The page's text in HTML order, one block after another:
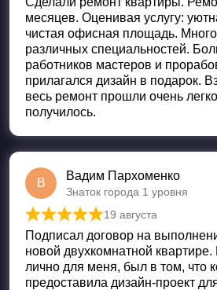
месяцев. Оценивая услугу:
чистая офисная площадь. Много
различных специальностей.
работников мастеров и
прилагался дизайн в подарок.
весь ремонт прошли очень
получилось.
В
Вадим Пархоменко
Знаток города 1 уровня
Оценка5 из 5
19 августа
Подписал договор на
новой двухкомнатной
лично для меня, был в том, что
предоставила дизайн-проект